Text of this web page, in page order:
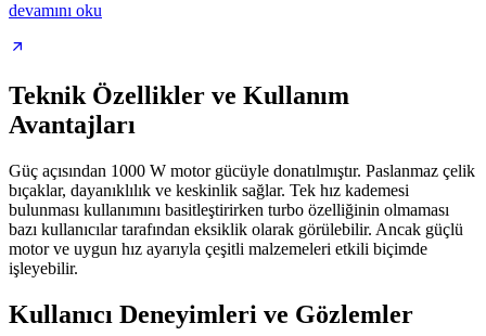
devamını oku
Teknik Özellikler ve Kullanım
Avantajları
Güç açısından 1000 W motor gücüyle donatılmıştır. Paslanmaz çelik
bıçaklar, dayanıklılık ve keskinlik sağlar. Tek hız kademesi
bulunması kullanımını basitleştirirken turbo özelliğinin olmaması
bazı kullanıcılar tarafından eksiklik olarak görülebilir. Ancak güçlü
motor ve uygun hız ayarıyla çeşitli malzemeleri etkili biçimde
işleyebilir.
Kullanıcı Deneyimleri ve Gözlemler